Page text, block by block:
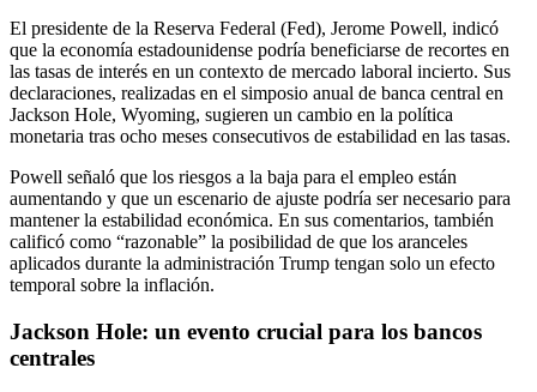
El presidente de la Reserva Federal (Fed), Jerome Powell, indicó
que la economía estadounidense podría beneficiarse de recortes en
las tasas de interés en un contexto de mercado laboral incierto. Sus
declaraciones, realizadas en el simposio anual de banca central en
Jackson Hole, Wyoming, sugieren un cambio en la política
monetaria tras ocho meses consecutivos de estabilidad en las tasas.
Powell señaló que los riesgos a la baja para el empleo están
aumentando y que un escenario de ajuste podría ser necesario para
mantener la estabilidad económica. En sus comentarios, también
calificó como “razonable” la posibilidad de que los aranceles
aplicados durante la administración Trump tengan solo un efecto
temporal sobre la inflación.
Jackson Hole: un evento crucial para los bancos
centrales